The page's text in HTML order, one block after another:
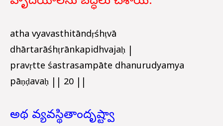
atha vyavasthitāndṛśhṭvā
dhārtarāśhṭrānkapidhvajaḥ |
pravṛtte śastrasampāte dhanurudyamya
pāṇḍavaḥ || 20 ||
అథ వ్యవస్థితాందృష్ట్వా